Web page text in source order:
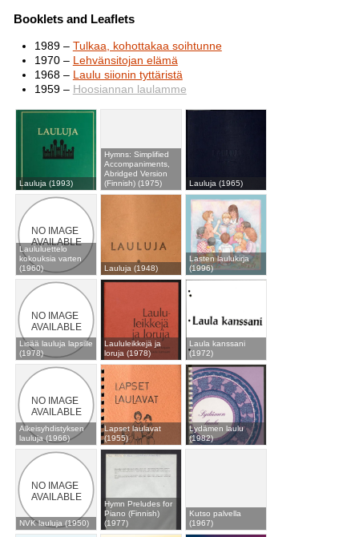
Booklets and Leaflets
1989 – Tulkaa, kohottakaa soihtunne
1970 – Lehvänsitojan elämä
1968 – Laulu siionin tyttäristä
1959 – Hoosiannan laulamme
Lauluja (1993)
Hymns: Simplified
Accompaniments,
Abridged Version
(Finnish) (1975)
Lauluja (1965)
Laululuettelo
kokouksia varten
(1960)
Lauluja (1948)
Lasten laulukirja
(1996)
Lisää lauluja lapsille
(1978)
Laululeikkejä ja
loruja (1978)
Laula kanssani
(1972)
Alkeisyhdistyksen
lauluja (1966)
Lapset laulavat
(1955)
Lydämen laulu
(1982)
NVK lauluja (1950)
Hymn Preludes for
Piano (Finnish)
(1977)
Kutso palvella
(1967)